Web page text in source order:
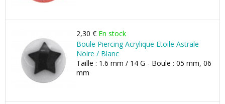
2,30 € En stock
Boule Piercing Acrylique Etoile Astrale
Noire / Blanc
Taille : 1.6 mm / 14 G - Boule : 05 mm, 06
mm